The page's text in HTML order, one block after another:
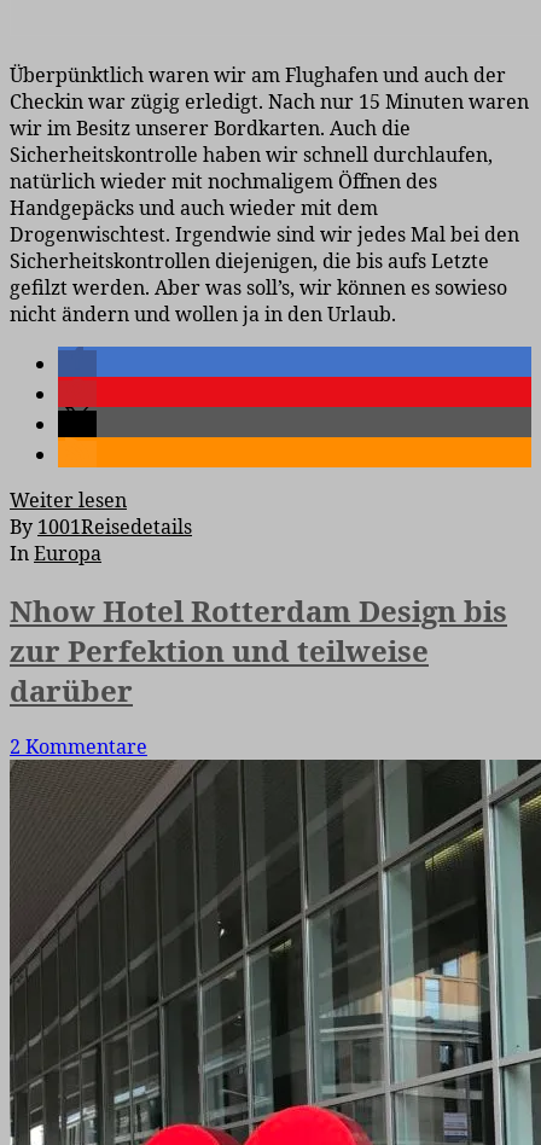
Überpünktlich waren wir am Flughafen und auch der
Checkin war zügig erledigt. Nach nur 15 Minuten waren
wir im Besitz unserer Bordkarten. Auch die
Sicherheitskontrolle haben wir schnell durchlaufen,
natürlich wieder mit nochmaligem Öffnen des
Handgepäcks und auch wieder mit dem
Drogenwischtest. Irgendwie sind wir jedes Mal bei den
Sicherheitskontrollen diejenigen, die bis aufs Letzte
gefilzt werden. Aber was soll’s, wir können es sowieso
nicht ändern und wollen ja in den Urlaub.
Weiter lesen
By 1001Reisedetails
InEuropa
Nhow Hotel Rotterdam Design bis
zur Perfektion und teilweise
darüber
2 Kommentare